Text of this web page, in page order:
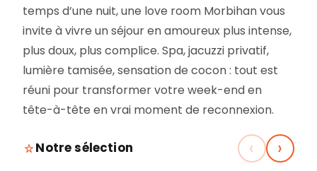
temps d’une nuit, une love room Morbihan vous
invite à vivre un séjour en amoureux plus intense,
plus doux, plus complice. Spa, jacuzzi privatif,
lumière tamisée, sensation de cocon : tout est
réuni pour transformer votre week-end en
tête-à-tête en vrai moment de reconnexion.
Notre sélection ‹ ›